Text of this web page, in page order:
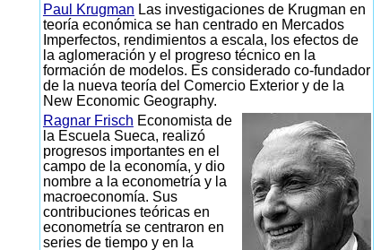
Paul Krugman Las investigaciones de Krugman en
teoría económica se han centrado en Mercados
Imperfectos, rendimientos a escala, los efectos de
la aglomeración y el progreso técnico en la
formación de modelos. Es considerado co-fundador
de la nueva teoría del Comercio Exterior y de la
New Economic Geography.
Ragnar Frisch Economista de
la Escuela Sueca, realizó
progresos importantes en el
campo de la economía, y dio
nombre a la econometría y la
macroeconomía. Sus
contribuciones teóricas en
econometría se centraron en
series de tiempo y en la